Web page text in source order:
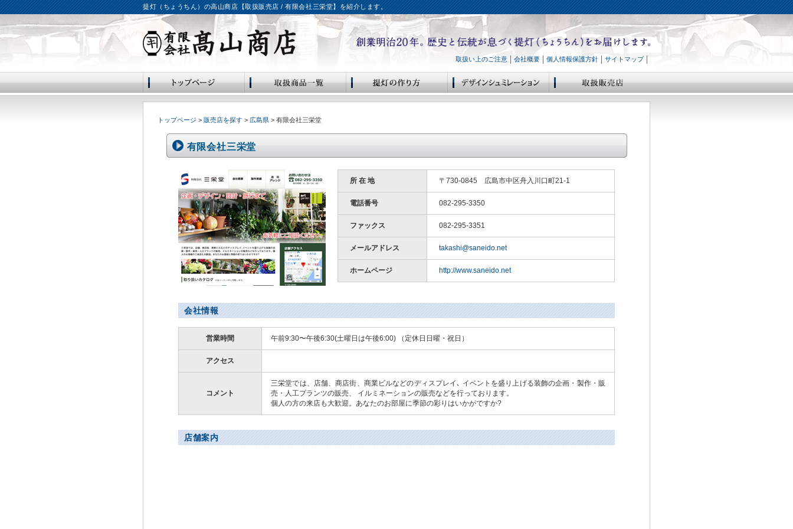
提灯（ちょうちん）の高山商店【取扱販売店 / 有限会社三栄堂】を紹介します。
サイトマップ
個人情報保護方針
会社概要
取扱い上のご注意
トップページ > 販売店を探す > 広島県 > 有限会社三栄堂
有限会社三栄堂
所 在 地 〒730-0845 広島市中区舟入川口町21-1
電話番号 082-295-3350
ファックス 082-295-3351
メールアドレス takashi@saneido.net
ホームページ http://www.saneido.net
会社情報
営業時間 午前9:30〜午後6:30(土曜日は午後6:00) （定休日日曜・祝日）
アクセス
コメント
三栄堂では、店舗、商店街、商業ビルなどのディスプレイ､ イベントを盛り上げる装飾の企画・製作・販
売・人工プランツの販売、 イルミネーションの販売などを行っております。
個人の方の来店も大歓迎。あなたのお部屋に季節の彩りはいかがですか?
店舗案内